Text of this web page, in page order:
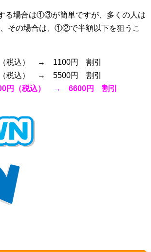
る場合は①③が簡単ですが、多くの人は
その場合は、①②で半額以下を狙うこ
（税込） → 1100円 割引
（税込） → 5500円 割引
円（税込） → 6600円 割引